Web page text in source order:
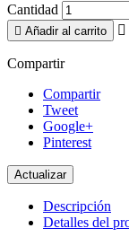
Cantidad
 Añadir al carrito 
Compartir
Compartir
Tweet
Google+
Pinterest
Descripción
Detalles del